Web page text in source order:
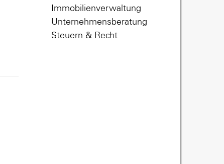
Immobilienverwaltung
Unternehmensberatung
Steuern & Recht